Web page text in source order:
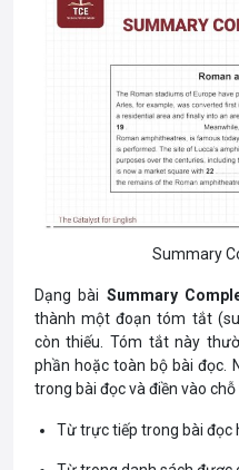
Summary
Dạng bài Summary
thành một đoạn tóm tắt
còn thiếu. Tóm tắt này
phần hoặc toàn bộ bài đọc.
trong bài đọc và điền vào
Từ trực tiếp trong bài đọc